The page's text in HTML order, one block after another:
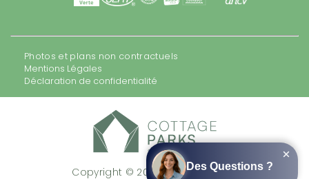
Photos et plans non contractuels
Mentions Légales
Déclaration de confidentialité
Copyright © 2026 Cottage Parks